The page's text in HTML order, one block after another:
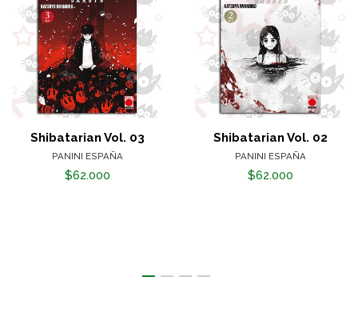
Shibatarian Vol. 03
PANINI ESPAÑA
$62.000
Shibatarian Vol. 02
PANINI ESPAÑA
$62.000